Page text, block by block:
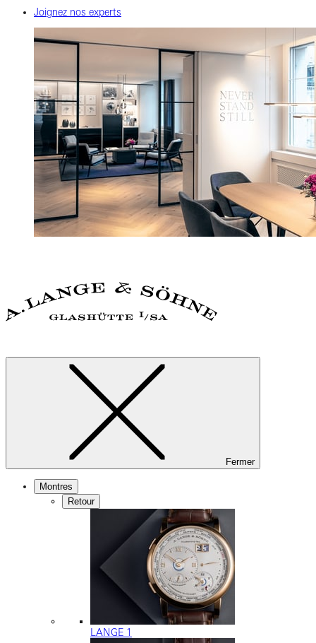
Joignez nos experts
Fermer
Montres
Retour
LANGE 1